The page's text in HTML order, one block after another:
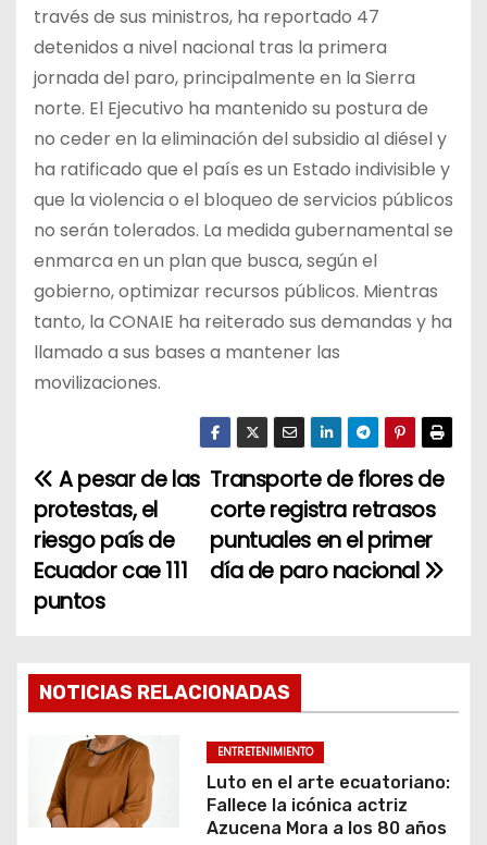
través de sus ministros, ha reportado 47
detenidos a nivel nacional tras la primera
jornada del paro, principalmente en la Sierra
norte. El Ejecutivo ha mantenido su postura de
no ceder en la eliminación del subsidio al diésel y
ha ratificado que el país es un Estado indivisible y
que la violencia o el bloqueo de servicios públicos
no serán tolerados. La medida gubernamental se
enmarca en un plan que busca, según el
gobierno, optimizar recursos públicos. Mientras
tanto, la CONAIE ha reiterado sus demandas y ha
llamado a sus bases a mantener las
movilizaciones.
N
a
v
e
g
a
Transporte de flores de
corte registra retrasos
puntuales en el primer
día de paro nacional
A pesar de las
protestas, el
riesgo país de
Ecuador cae 111
puntos
NOTICIAS RELACIONADAS
ENTRETENIMIENTO
Luto en el arte ecuatoriano:
Fallece la icónica actriz
Azucena Mora a los 80 años